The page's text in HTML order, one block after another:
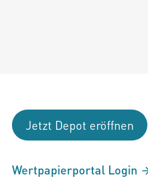
Jetzt Depot eröffnen
Wertpapierportal Login